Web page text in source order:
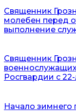
Священник
молебен перед
выполнение
Священник
Росгвардии с
Начало